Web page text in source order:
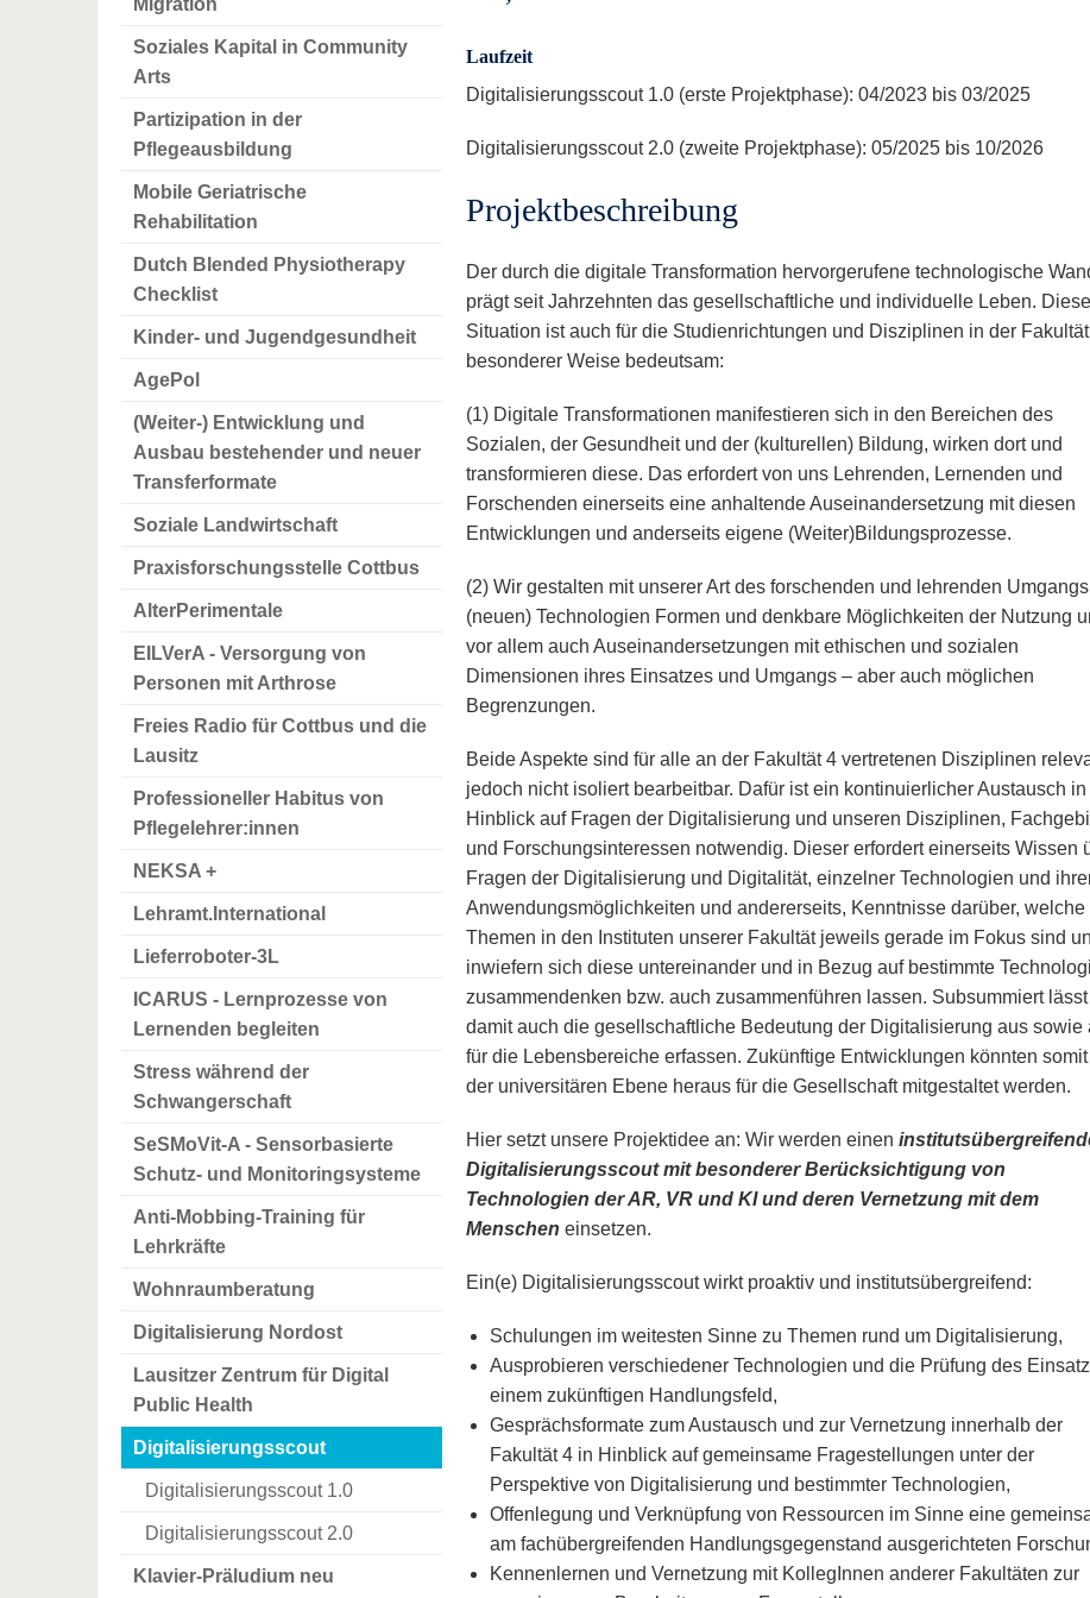
Migration
Soziales Kapital in Community
Arts
Partizipation in der
Pflegeausbildung
Mobile Geriatrische
Rehabilitation
Dutch Blended Physiotherapy
Checklist
Kinder- und Jugendgesundheit
AgePol
(Weiter-) Entwicklung und
Ausbau bestehender und neuer
Transferformate
Soziale Landwirtschaft
Praxisforschungsstelle Cottbus
AlterPerimentale
EILVerA - Versorgung von
Personen mit Arthrose
Freies Radio für Cottbus und die
Lausitz
Professioneller Habitus von
Pflegelehrer:innen
NEKSA +
Lehramt.International
Lieferroboter-3L
ICARUS - Lernprozesse von
Lernenden begleiten
Stress während der
Schwangerschaft
SeSMoVit-A - Sensorbasierte
Schutz- und Monitoringsysteme
Anti-Mobbing-Training für
Lehrkräfte
Wohnraumberatung
Digitalisierung Nordost
Lausitzer Zentrum für Digital
Public Health
Digitalisierungsscout
Digitalisierungsscout 1.0
Digitalisierungsscout 2.0
Klavier-Präludium neu
Laufzeit
Digitalisierungsscout 1.0 (erste Projektphase): 04/2023 bis 03/2025
Digitalisierungsscout 2.0 (zweite Projektphase): 05/2025 bis 10/2026
Projektbeschreibung
Der durch die digitale Transformation hervorgerufene technologische
prägt seit Jahrzehnten das gesellschaftliche und individuelle Leben. Diese
Situation ist auch für die Studienrichtungen und Disziplinen in der
besonderer Weise bedeutsam:
(1) Digitale Transformationen manifestieren sich in den Bereichen des
Sozialen, der Gesundheit und der (kulturellen) Bildung, wirken dort und
transformieren diese. Das erfordert von uns Lehrenden, Lernenden und
Forschenden einerseits eine anhaltende Auseinandersetzung mit diesen
Entwicklungen und anderseits eigene (Weiter)Bildungsprozesse.
(2) Wir gestalten mit unserer Art des forschenden und lehrenden
(neuen) Technologien Formen und denkbare Möglichkeiten der Nutzung
vor allem auch Auseinandersetzungen mit ethischen und sozialen
Dimensionen ihres Einsatzes und Umgangs – aber auch möglichen
Begrenzungen.
Beide Aspekte sind für alle an der Fakultät 4 vertretenen Disziplinen
jedoch nicht isoliert bearbeitbar. Dafür ist ein kontinuierlicher Austausch in
Hinblick auf Fragen der Digitalisierung und unseren Disziplinen,
und Forschungsinteressen notwendig. Dieser erfordert einerseits Wissen
Fragen der Digitalisierung und Digitalität, einzelner Technologien und
Anwendungsmöglichkeiten und andererseits, Kenntnisse darüber, welche
Themen in den Instituten unserer Fakultät jeweils gerade im Fokus sind
inwiefern sich diese untereinander und in Bezug auf bestimmte
zusammendenken bzw. auch zusammenführen lassen. Subsummiert
damit auch die gesellschaftliche Bedeutung der Digitalisierung aus sowie
für die Lebensbereiche erfassen. Zukünftige Entwicklungen könnten
der universitären Ebene heraus für die Gesellschaft mitgestaltet werden.
Hier setzt unsere Projektidee an: Wir werden einen
Digitalisierungsscout mit besonderer Berücksichtigung von
Technologien der AR, VR und KI und deren Vernetzung mit dem
Menschen einsetzen.
Ein(e) Digitalisierungsscout wirkt proaktiv und institutsübergreifend:
Schulungen im weitesten Sinne zu Themen rund um Digitalisierung,
Ausprobieren verschiedener Technologien und die Prüfung des
einem zukünftigen Handlungsfeld,
Gesprächsformate zum Austausch und zur Vernetzung innerhalb der
Fakultät 4 in Hinblick auf gemeinsame Fragestellungen unter der
Perspektive von Digitalisierung und bestimmter Technologien,
Offenlegung und Verknüpfung von Ressourcen im Sinne eine
am fachübergreifenden Handlungsgegenstand ausgerichteten
Kennenlernen und Vernetzung mit KollegInnen anderer Fakultäten zur